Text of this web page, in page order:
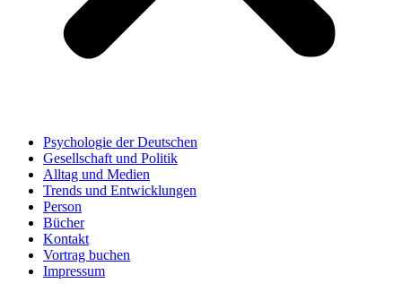
Psychologie der Deutschen
Gesellschaft und Politik
Alltag und Medien
Trends und Entwicklungen
Person
Bücher
Kontakt
Vortrag buchen
Impressum